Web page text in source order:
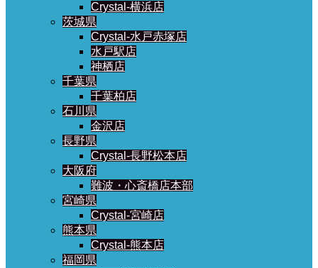
Crystal-横浜店
茨城県
Crystal-水戸赤塚店
水戸駅店
神栖店
千葉県
千葉柏店
石川県
金沢店
長野県
Crystal-長野松本店
大阪府
難波・心斎橋店本部
宮崎県
Crystal-宮崎店
熊本県
Crystal-熊本店
福岡県